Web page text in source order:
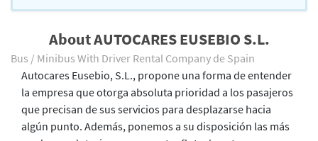
About AUTOCARES EUSEBIO S.L.
Bus / Minibus With Driver Rental Company de Spain
Autocares Eusebio, S.L., propone una forma de entender
la empresa que otorga absoluta prioridad a los pasajeros
que precisan de sus servicios para desplazarse hacia
algún punto. Además, ponemos a su disposición las más